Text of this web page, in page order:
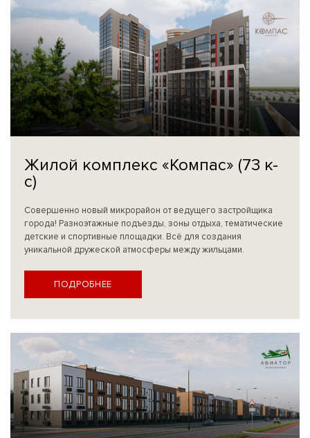
Жилой комплекс «Компас» (73 к-
с)
Совершенно новый микрорайон от ведущего застройщика
города! Разноэтажные подъезды, зоны отдыха, тематические
детские и спортивные площадки. Всё для создания
уникальной дружеской атмосферы между жильцами.
ПОДРОБНЕЕ